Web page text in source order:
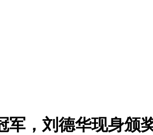
军，刘德华现身颁